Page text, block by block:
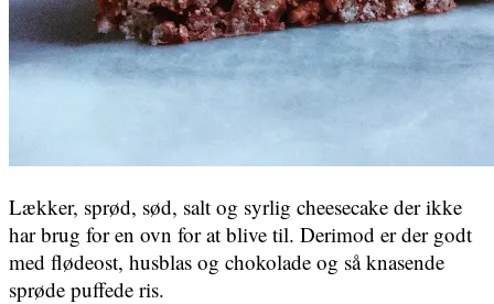
Lækker, sprød, sød, salt og syrlig cheesecake der ikke
har brug for en ovn for at blive til. Derimod er der godt
med flødeost, husblas og chokolade og så knasende
sprøde puffede ris.